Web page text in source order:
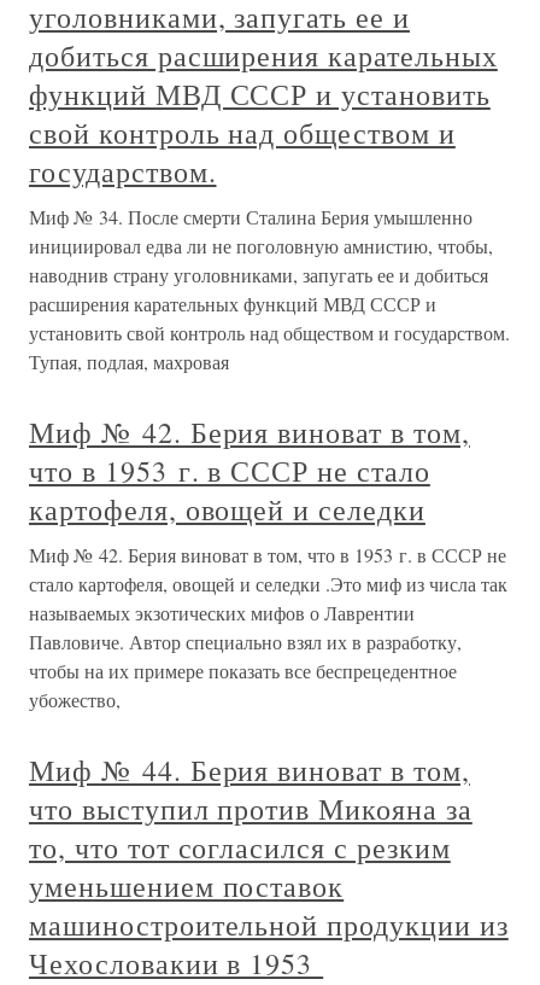
уголовниками, запугать ее и
добиться расширения карательных
функций МВД СССР и установить
свой контроль над обществом и
государством.
Миф № 34. После смерти Сталина Берия умышленно
инициировал едва ли не поголовную амнистию, чтобы,
наводнив страну уголовниками, запугать ее и добиться
расширения карательных функций МВД СССР и
установить свой контроль над обществом и государством.
Тупая, подлая, махровая
Миф № 42. Берия виноват в том,
что в 1953 г. в СССР не стало
картофеля, овощей и селедки
Миф № 42. Берия виноват в том, что в 1953 г. в СССР не
стало картофеля, овощей и селедки .Это миф из числа так
называемых экзотических мифов о Лаврентии
Павловиче. Автор специально взял их в разработку,
чтобы на их примере показать все беспрецедентное
убожество,
Миф № 44. Берия виноват в том,
что выступил против Микояна за
то, что тот согласился с резким
уменьшением поставок
машиностроительной продукции из
Чехословакии в 1953